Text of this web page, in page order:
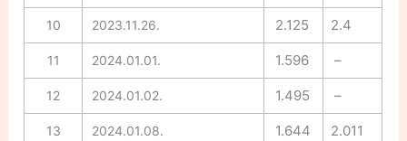
10 2023.11.26. 2.125 2.4
11 2024.01.01. 1.596 –
12 2024.01.02. 1.495 –
13 2024.01.08. 1.644 2.011